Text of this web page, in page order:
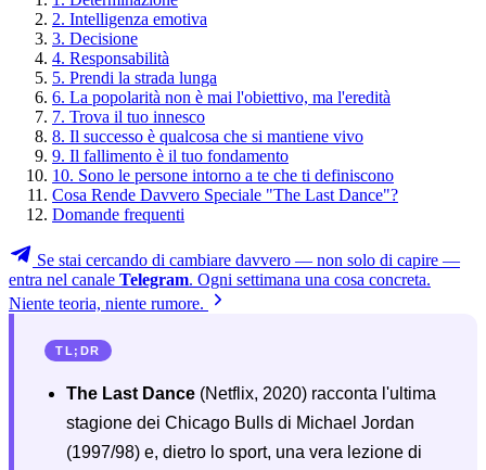
2. Intelligenza emotiva
3. Decisione
4. Responsabilità
5. Prendi la strada lunga
6. La popolarità non è mai l'obiettivo, ma l'eredità
7. Trova il tuo innesco
8. Il successo è qualcosa che si mantiene vivo
9. Il fallimento è il tuo fondamento
10. Sono le persone intorno a te che ti definiscono
Cosa Rende Davvero Speciale "The Last Dance"?
Domande frequenti
Se stai cercando di cambiare davvero — non solo di capire —
entra nel canale Telegram. Ogni settimana una cosa concreta.
Niente teoria, niente rumore.
TL;DR
The Last Dance (Netflix, 2020) racconta l'ultima
stagione dei Chicago Bulls di Michael Jordan
(1997/98) e, dietro lo sport, una vera lezione di